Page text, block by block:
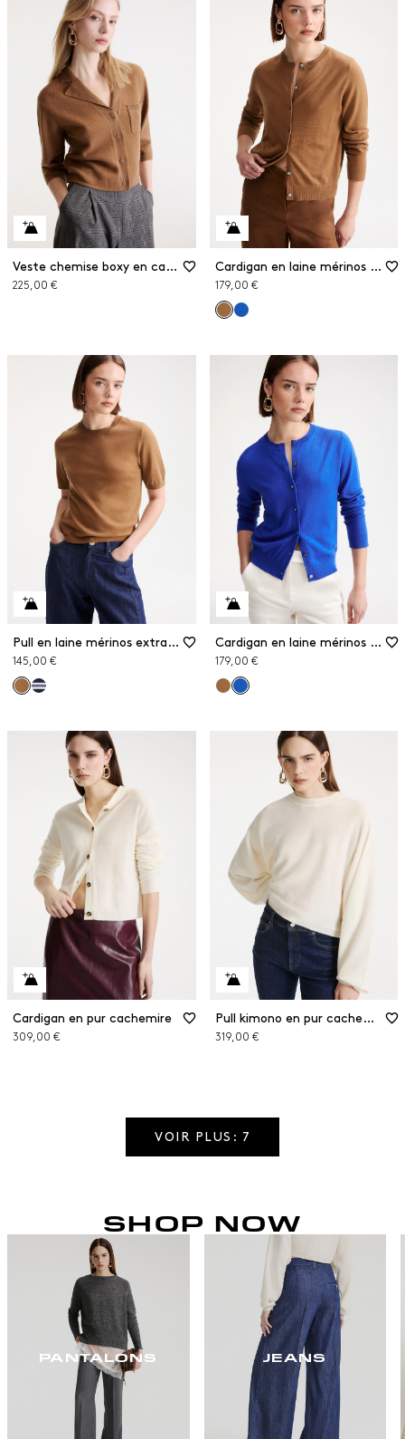
Veste chemise boxy en cachemire et laine
225,00 €
Cardigan en laine mérinos extra fine
179,00 €
Pull en laine mérinos extra fine
145,00 €
Cardigan en laine mérinos extra fine
179,00 €
Cardigan en pur cachemire
309,00 €
Pull kimono en pur cachemire
319,00 €
VOIR PLUS: 7
SHOP NOW
PANTALONS JEANS